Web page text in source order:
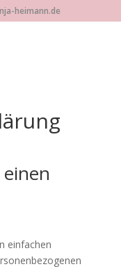
heimann.de
einfachen